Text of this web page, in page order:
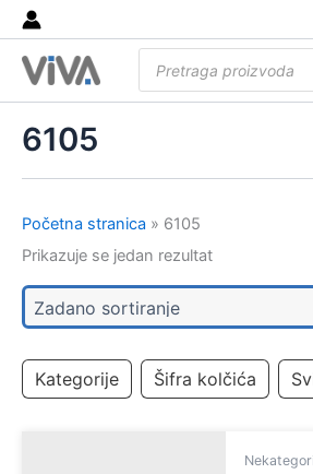
Skip
to
content
search
6105
Početna stranica » 6105
Prikazuje se jedan rezultat
Kategorije Šifra kolčića